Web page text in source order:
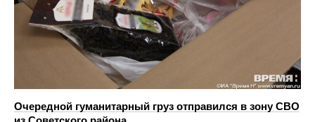
Очередной гуманитарный груз отправился в зону СВО